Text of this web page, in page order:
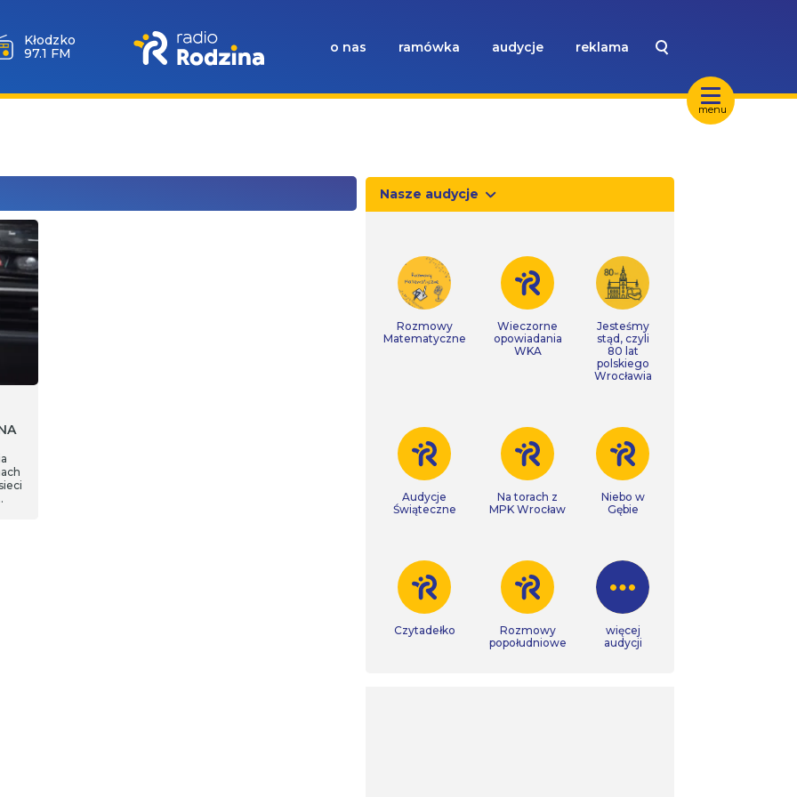
menu
Wołów
99.6 FM
o nas ramówka audycje reklama
Nasze audycje
Rozmowy
Matematyczne
Wieczorne
opowiadania
WKA
Jesteśmy
stąd, czyli
80 lat
polskiego
Wrocławia
Audycje
Świąteczne
Na torach z
MPK Wrocław
Niebo w
Gębie
Czytadełko
Rozmowy
popołudniowe
więcej
audycji